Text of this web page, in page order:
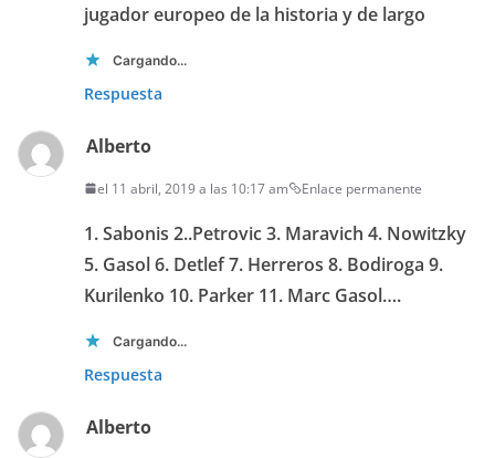
jugador europeo de la historia y de largo
Cargando...
Respuesta
Alberto
el 11 abril, 2019 a las 10:17 am Enlace permanente
1. Sabonis 2..Petrovic 3. Maravich 4. Nowitzky
5. Gasol 6. Detlef 7. Herreros 8. Bodiroga 9.
Kurilenko 10. Parker 11. Marc Gasol….
Cargando...
Respuesta
Alberto